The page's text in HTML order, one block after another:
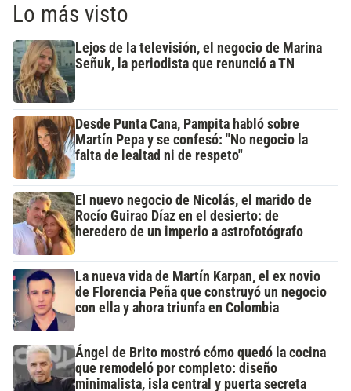
Lo más visto
Lejos de la televisión, el negocio de Marina
Señuk, la periodista que renunció a TN
Desde Punta Cana, Pampita habló sobre
Martín Pepa y se confesó: "No negocio la
falta de lealtad ni de respeto"
El nuevo negocio de Nicolás, el marido de
Rocío Guirao Díaz en el desierto: de
heredero de un imperio a astrofotógrafo
La nueva vida de Martín Karpan, el ex novio
de Florencia Peña que construyó un negocio
con ella y ahora triunfa en Colombia
Ángel de Brito mostró cómo quedó la cocina
que remodeló por completo: diseño
minimalista, isla central y puerta secreta